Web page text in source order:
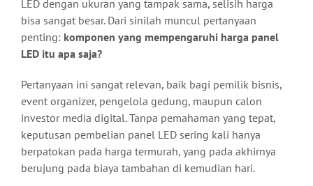
Contact Us
LED dengan ukuran yang tampak sama, selisih harga
bisa sangat besar. Dari sinilah muncul pertanyaan
penting: komponen yang mempengaruhi harga panel
LED itu apa saja?
Pertanyaan ini sangat relevan, baik bagi pemilik bisnis,
event organizer, pengelola gedung, maupun calon
investor media digital. Tanpa pemahaman yang tepat,
keputusan pembelian panel LED sering kali hanya
berpatokan pada harga termurah, yang pada akhirnya
berujung pada biaya tambahan di kemudian hari.